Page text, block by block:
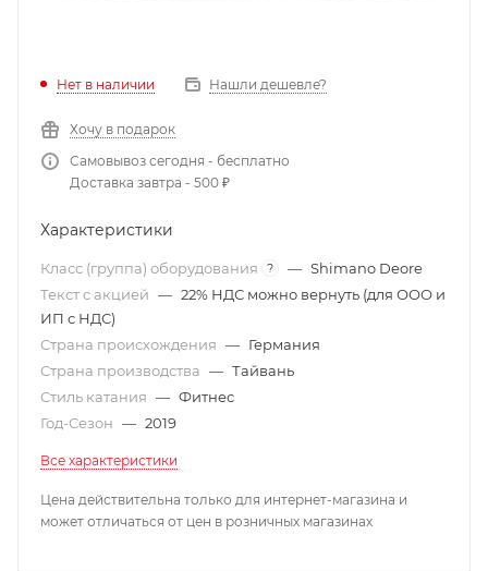
Нет в наличии Нашли дешевле?
Хочу в подарок
Самовывоз сегодня - бесплатно
Доставка завтра - 500 ₽
Характеристики
Класс (группа) оборудования ? — Shimano Deore
Текст с акцией — 22% НДС можно вернуть (для ООО и
ИП с НДС)
Страна происхождения — Германия
Страна производства — Тайвань
Стиль катания — Фитнес
Год-Сезон — 2019
Все характеристики
Цена действительна только для интернет-магазина и
может отличаться от цен в розничных магазинах